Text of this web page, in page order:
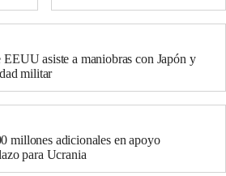
EEUU asiste a maniobras con Japón y
militar
millones adicionales en apoyo
para Ucrania